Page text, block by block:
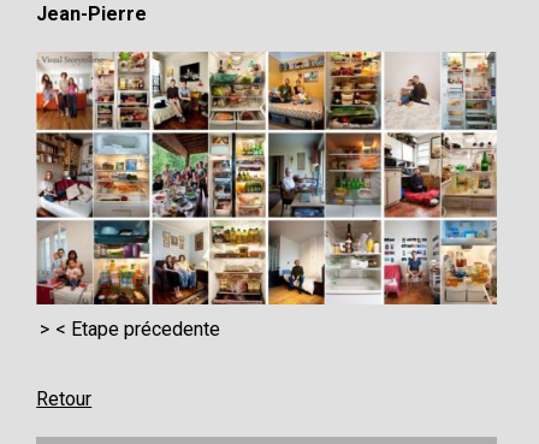
Jean-Pierre
< Etape précedente
Retour